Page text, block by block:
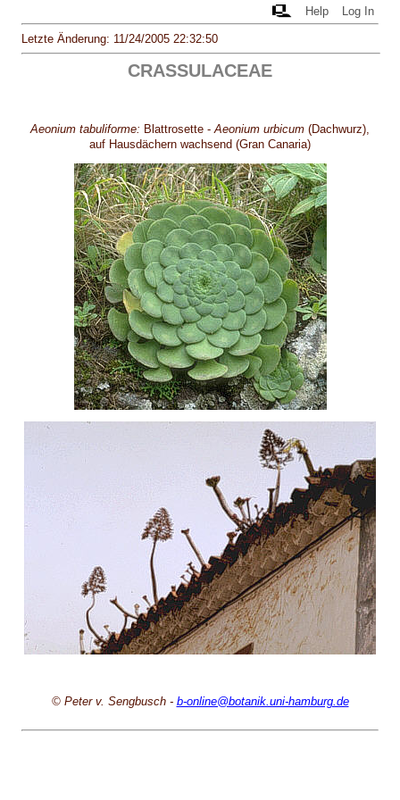
Help Log In
Letzte Änderung: 11/24/2005 22:32:50
CRASSULACEAE
Aeonium tabuliforme: Blattrosette - Aeonium urbicum (Dachwurz),
auf Hausdächern wachsend (Gran Canaria)
© Peter v. Sengbusch - b-online@botanik.uni-hamburg.de